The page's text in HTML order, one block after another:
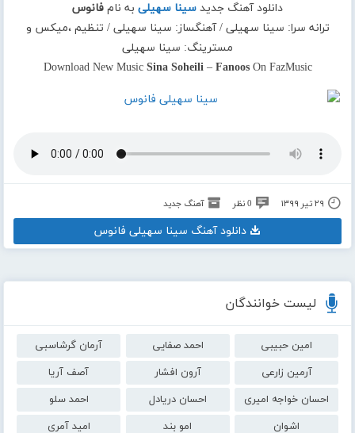
لیست خوانندگان
امین حبیبی احمد صفایی
آرمان گرشاسبی
آرمین زارعی
آرون افشار
آصف آریا
احسان خواجه امیری
احسان دریادل
احمد سلو
اشوان
امو بند
امید آمری
دانلود آهنگ جدید سینا سهیلی به نام فانوس
ترانه سرا: سینا سهیلی / آهنگساز: سینا سهیلی / تنظیم ،میکس و
مسترینگ: سینا سهیلی
Download New Music Sina Soheili– FanoosOn FazMusic
۲۹ تیر ۱۳۹۹ 0 نظر آهنگ جدید
دانلود آهنگ سینا سهیلی فانوس